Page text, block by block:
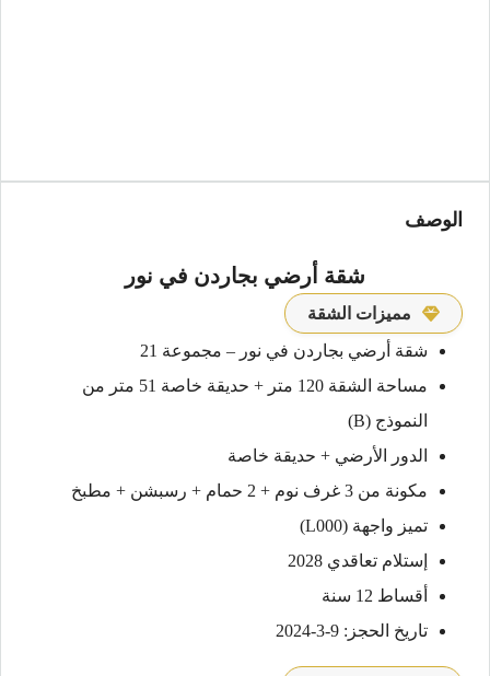
الوصف
شقة أرضي بجاردن في نور
مميزات الشقة
شقة أرضي بجاردن في نور – مجموعة 21
مساحة الشقة 120 متر + حديقة خاصة 51 متر من
النموذج (B)
الدور الأرضي + حديقة خاصة
مكونة من 3 غرف نوم + 2 حمام + رسبشن + مطبخ
تميز واجهة (L000)
إستلام تعاقدي 2028
أقساط 12 سنة
تاريخ الحجز: 9-3-2024